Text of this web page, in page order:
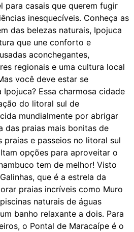
para casais que querem fugir
inesquecíveis. Conheça as
das belezas naturais, Ipojuca
que une conforto e
aconchegantes,
regionais e uma cultura local
você deve estar se
Essa charmosa cidade
do litoral sul de
mundialmente por abrigar
das praias mais bonitas de
praias e passeios no litoral sul
opções para aproveitar o
tem de melhor! Visto
que é a estrela da
praias incríveis como Muro
naturais de águas
banho relaxante a dois. Para
o Pontal de Maracaípe é o